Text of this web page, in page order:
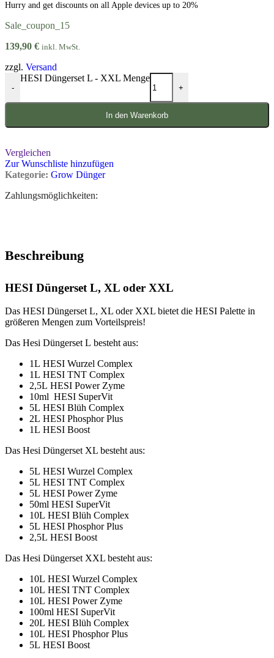
Hurry and get discounts on all Apple devices up to 20%
Sale_coupon_15
139,90 € inkl. MwSt.
zzgl. Versand
-
HESI Düngerset L - XXL Menge
+
In den Warenkorb
Vergleichen
Zur Wunschliste hinzufügen
Kategorie: Grow Dünger
Zahlungsmöglichkeiten:
Beschreibung
HESI Düngerset L, XL oder XXL
Das HESI Düngerset L, XL oder XXL bietet die HESI Palette in
größeren Mengen zum Vorteilspreis!
Das Hesi Düngerset L besteht aus:
1L HESI Wurzel Complex
1L HESI TNT Complex
2,5L HESI Power Zyme
10ml HESI SuperVit
5L HESI Blüh Complex
2L HESI Phosphor Plus
1L HESI Boost
Das Hesi Düngerset XL besteht aus:
5L HESI Wurzel Complex
5L HESI TNT Complex
5L HESI Power Zyme
50ml HESI SuperVit
10L HESI Blüh Complex
5L HESI Phosphor Plus
2,5L HESI Boost
Das Hesi Düngerset XXL besteht aus:
10L HESI Wurzel Complex
10L HESI TNT Complex
10L HESI Power Zyme
100ml HESI SuperVit
20L HESI Blüh Complex
10L HESI Phosphor Plus
5L HESI Boost